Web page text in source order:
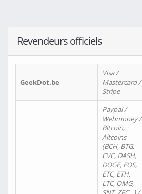
Revendeurs officiels
GeekDot.be
Visa /
Mastercard /
Stripe
Paypal /
Webmoney /
Bitcoin,
Altcoins
(BCH, BTG,
CVC, DASH,
DOGE, EOS,
ETC, ETH,
LTC, OMG,